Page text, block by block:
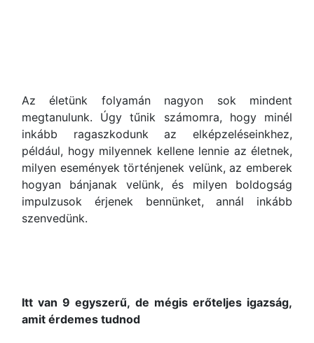
Az életünk folyamán nagyon sok mindent
megtanulunk. Úgy tűnik számomra, hogy minél
inkább ragaszkodunk az elképzeléseinkhez,
például, hogy milyennek kellene lennie az életnek,
milyen események történjenek velünk, az emberek
hogyan bánjanak velünk, és milyen boldogság
impulzusok érjenek bennünket, annál inkább
szenvedünk.
Itt van 9 egyszerű, de mégis erőteljes igazság,
amit érdemes tudnod